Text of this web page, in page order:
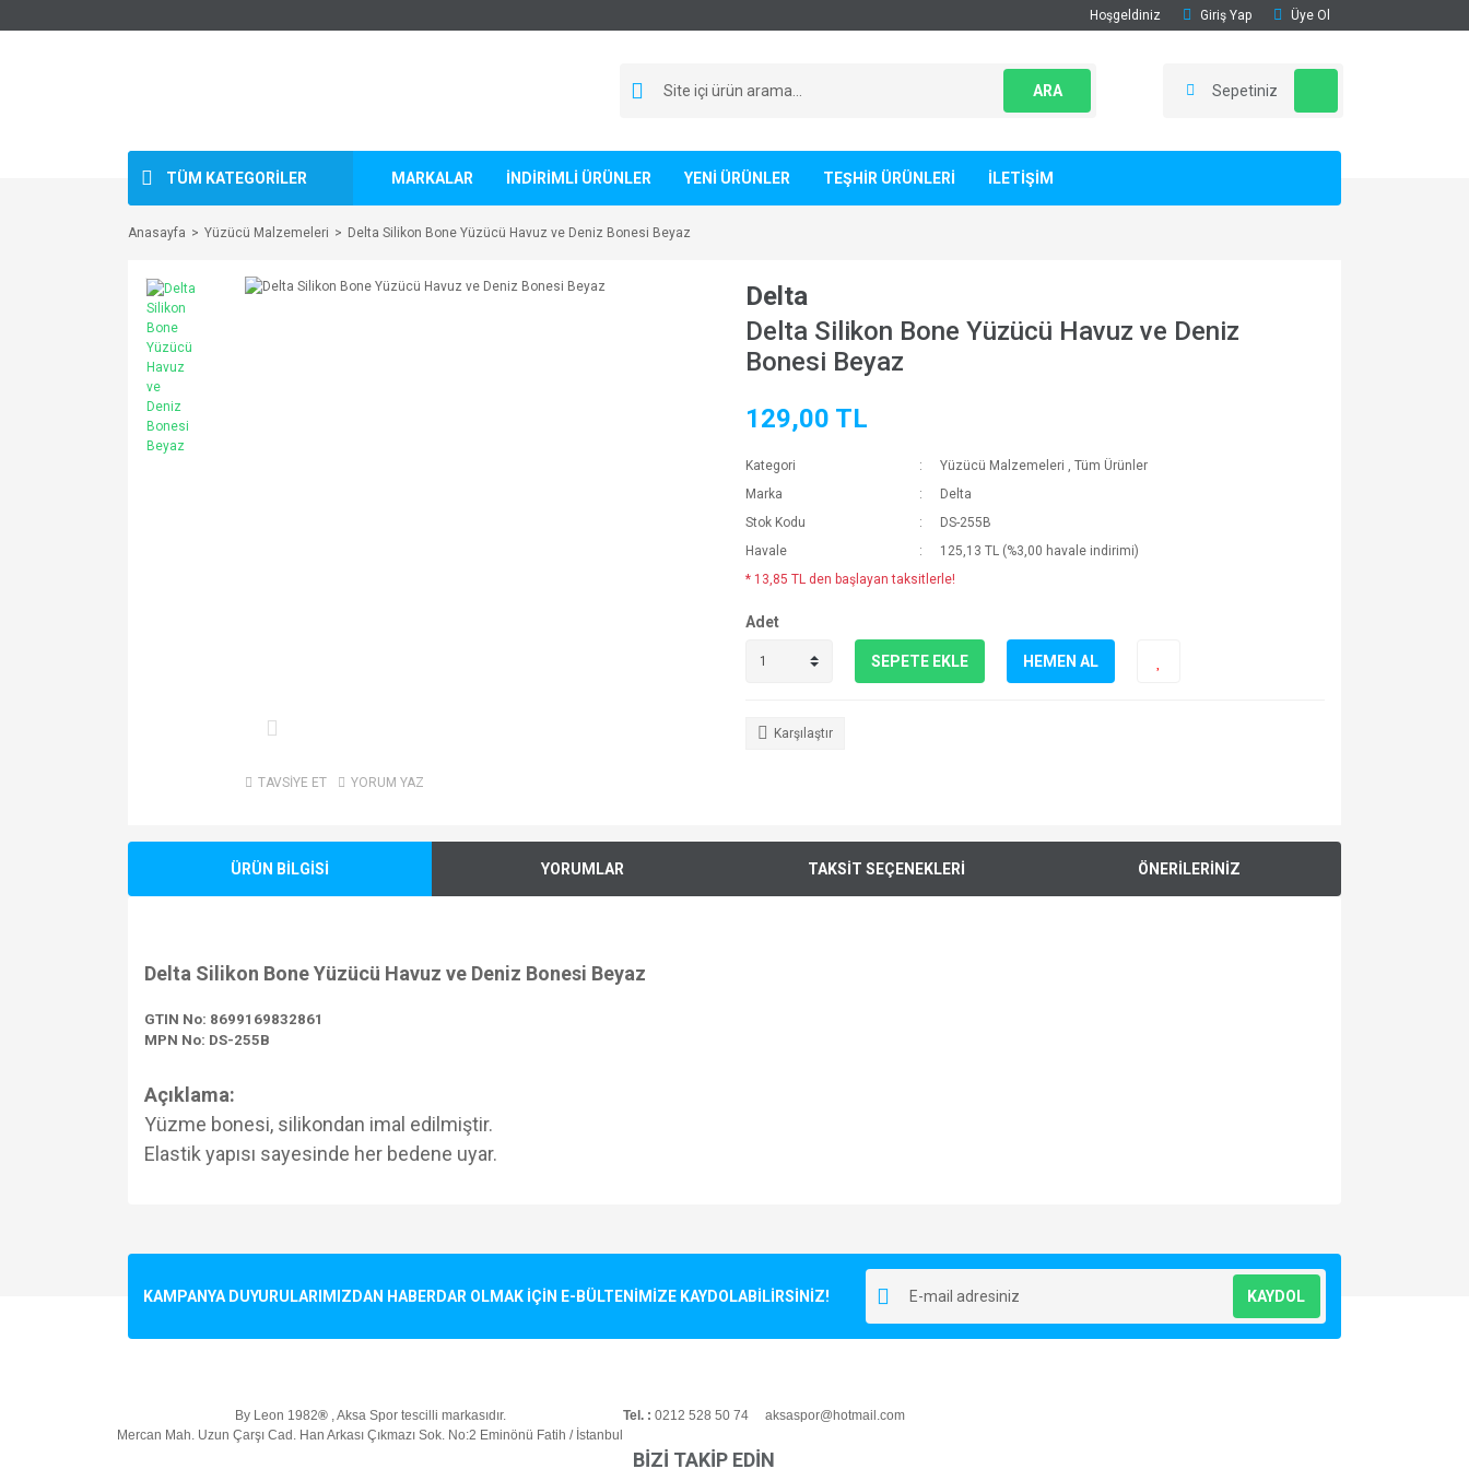
Hoşgeldiniz Giriş Yap Üye Ol
ARA Sepetiniz
TÜM KATEGORİLER MARKALAR İNDİRİMLİ ÜRÜNLER YENİ ÜRÜNLER TEŞHİR ÜRÜNLERİ İLETİŞİM
Anasayfa Yüzücü Malzemeleri Delta Silikon Bone Yüzücü Havuz ve Deniz Bonesi Beyaz
TAVSİYE ET YORUM YAZ
Delta
Delta Silikon Bone Yüzücü Havuz ve Deniz
Bonesi Beyaz
129,00 TL
Kategori Yüzücü Malzemeleri , Tüm Ürünler
Marka
Delta
Stok Kodu
DS-255B
Havale
125,13 TL (%3,00 havale indirimi)
* 13,85 TL den başlayan taksitlerle!
Adet
SEPETE EKLE HEMEN AL
Karşılaştır
ÜRÜN BİLGİSİ YORUMLAR TAKSİT SEÇENEKLERİ ÖNERİLERİNİZ
Delta Silikon Bone Yüzücü Havuz ve Deniz Bonesi Beyaz
GTIN No: 8699169832861
MPN No: DS-255B
Açıklama:
Yüzme bonesi, silikondan imal edilmiştir.
Elastik yapısı sayesinde her bedene uyar.
Ürün resmi kalitesiz, bozuk veya görüntülenemiyor.
Bu ürüne benzer farklı alternatifler olmalı.
KAMPANYA DUYURULARIMIZDAN HABERDAR OLMAK İÇİN E-BÜLTENİMİZE KAYDOLABİLİRSİNİZ! KAYDOL
By Leon 1982®, Aksa Spor tescilli markasıdır.
Mercan Mah. Uzun Çarşı Cad. Han Arkası Çıkmazı Sok. No:2 Eminönü Fatih / İstanbul
Tel. : 0212 528 50 74 aksaspor@hotmail.com
BİZİ TAKİP EDİN